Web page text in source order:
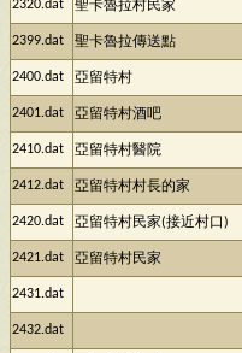
2320.dat 聖卡魯拉村民家
2399.dat 聖卡魯拉傳送點
2400.dat 亞留特村
2401.dat 亞留特村酒吧
2410.dat 亞留特村醫院
2412.dat 亞留特村村長的家
2420.dat 亞留特村民家(接近村口)
2421.dat 亞留特村民家
2431.dat
2432.dat